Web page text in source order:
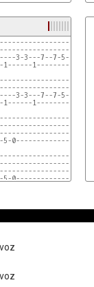
3-3---7--7-5-
1------
3-3---7--7-5-0-
1------